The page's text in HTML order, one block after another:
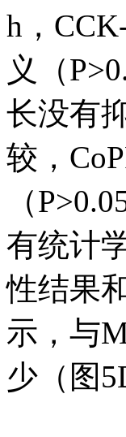
h，
义（
长没有
较，
（
有统计
性结果
示，与
少（图